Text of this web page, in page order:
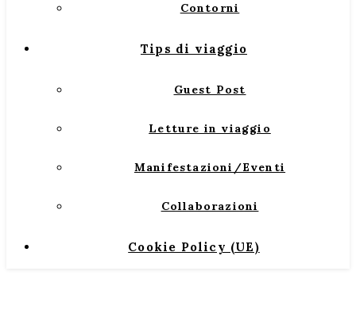
Contorni
Tips di viaggio
Guest Post
Letture in viaggio
Manifestazioni/Eventi
Collaborazioni
Cookie Policy (UE)